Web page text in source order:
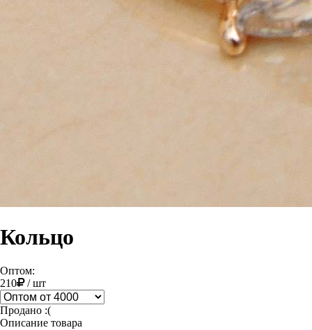
Кольцо
Оптом:
210
/шт
Продано :(
Описание товара